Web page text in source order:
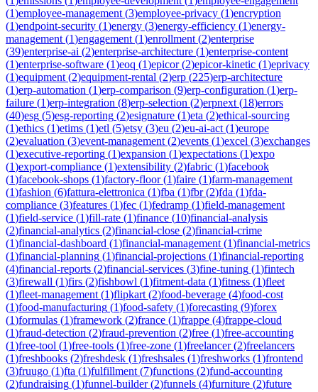
(1)employee-management (3)employee-privacy (1)encryption
(1)endpoint-security (1)energy (3)energy-efficiency (1)energy-
management (1)engagement (1)enrollment (2)enterprise
(39)enterprise-ai (2)enterprise-architecture (1)enterprise-content
(1)enterprise-software (1)eoq (1)epicor(2)epicor-kinetic (1)eprivacy
(1)equipment (2)equipment-rental (2)erp (225)erp-architecture
(1)erp-automation (1)erp-comparison (9)erp-configuration (1)erp-
failure (1)erp-integration (8)erp-selection (2)erpnext (18)errors
(40)esg (5)esg-reporting (2)esignature (1)eta (2)ethical-sourcing
(1)ethics (1)etims (1)etl (5)etsy (3)eu (2)eu-ai-act (1)europe
(2)evaluation (3)event-management (2)events (1)excel (3)exchanges
(1)executive-reporting (1)expansion (1)expectations (1)expo
(1)export-compliance (1)extensibility (2)fabric (1)facebook
(1)facebook-shops (1)factory-floor(1)faire (1)farm-management
(1)fashion (6)fattura-elettronica (1)fba (1)fbr(2)fda (1)fda-
compliance (3)features (1)fec (1)fedramp (1)field-management
(1)field-service (1)fill-rate (1)finance (10)financial-analysis
(2)financial-analytics (2)financial-close (2)financial-crime
(1)financial-dashboard (1)financial-management (1)financial-metrics
(1)financial-planning (1)financial-projections (1)financial-reporting
(4)financial-reports (2)financial-services (3)fine-tuning (1)fintech
(3)firewall (1)firs (2)fishbowl (1)fitment-data (1)fitness (1)fleet
(1)fleet-management (1)flipkart (2)food-beverage (4)food-cost
(1)food-manufacturing (1)food-safety (1)forecasting (9)forex
(1)formulas (1)framework (2)france (1)frappe (4)frappe-cloud
(1)fraud-detection (2)fraud-prevention (2)free (1)free-accounting
(1)free-tool (1)free-tools (1)free-zone (1)freelancer(2)freelancers
(1)freshbooks (2)freshdesk (1)freshsales (1)freshworks (1)frontend
(3)fruugo (1)fta (1)fulfillment (7)functions (2)fund-accounting
(2)fundraising (1)funnel-builder(2)funnels (4)furniture (2)future